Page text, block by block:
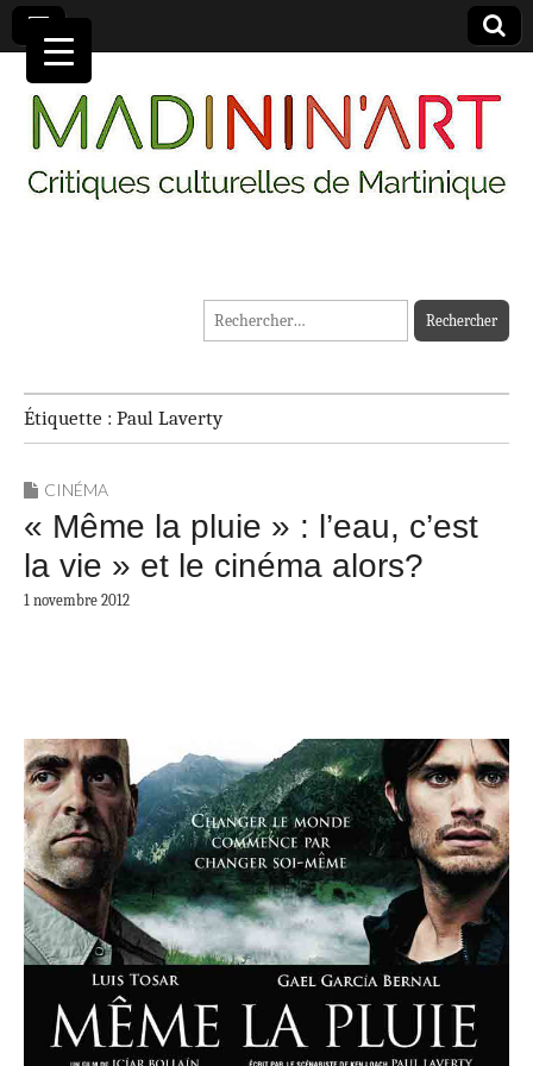
MADININ'ART
Rechercher :
Étiquette : Paul Laverty
CINÉMA
« Même la pluie » : l’eau, c’est
la vie » et le cinéma alors?
1 novembre 2012